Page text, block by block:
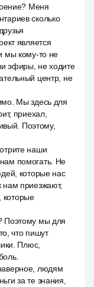
Меня
сколько
является
мы кому-то не
эфиры, не ходите
центр, не
Мы здесь для
приехал,
Поэтому,
наши
помогать. Не
которые нас
нам приезжают,
Поэтому мы для
что пишут
Плюс,
людям
за те знания,